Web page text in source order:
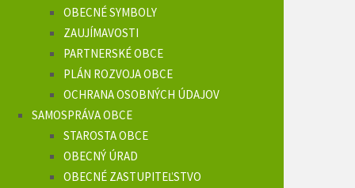
OBECNÉ SYMBOLY
ZAUJÍMAVOSTI
PARTNERSKÉ OBCE
PLÁN ROZVOJA OBCE
OCHRANA OSOBNÝCH ÚDAJOV
SAMOSPRÁVA OBCE
STAROSTA OBCE
OBECNÝ ÚRAD
OBECNÉ ZASTUPITEĽSTVO